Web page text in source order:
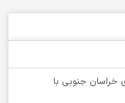
خراسان جنوبی با